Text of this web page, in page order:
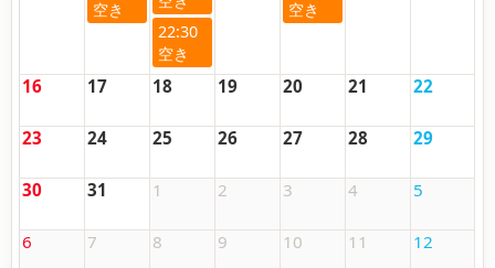
22:30
16 17 18 19 20 21 22
23 24 25 26 27 28 29
30 31 1 2 3 4 5
6 7 8 9 10 11 12